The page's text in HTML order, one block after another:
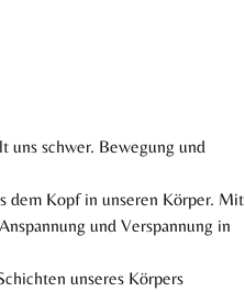
uns schwer. Bewegung und
dem Kopf in unseren Körper. Mit
und Verspannung in
unseres Körpers